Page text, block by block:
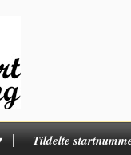
Tildelte